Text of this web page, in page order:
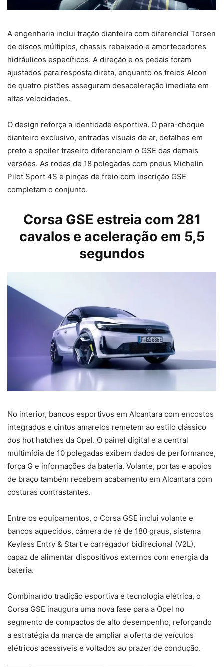
A engenharia inclui tração dianteira com diferencial Torsen
de discos múltiplos, chassis rebaixado e amortecedores
hidráulicos específicos. A direção e os pedais foram
ajustados para resposta direta, enquanto os freios Alcon
de quatro pistões asseguram desaceleração imediata em
altas velocidades.
O design reforça a identidade esportiva. O para-choque
dianteiro exclusivo, entradas visuais de ar, detalhes em
preto e spoiler traseiro diferenciam o GSE das demais
versões. As rodas de 18 polegadas com pneus Michelin
Pilot Sport 4S e pinças de freio com inscrição GSE
completam o conjunto.
Corsa GSE estreia com 281
cavalos e aceleração em 5,5
segundos
No interior, bancos esportivos em Alcantara com encostos
integrados e cintos amarelos remetem ao estilo clássico
dos hot hatches da Opel. O painel digital e a central
multimídia de 10 polegadas exibem dados de performance,
força G e informações da bateria. Volante, portas e apoios
de braço também recebem acabamento em Alcantara com
costuras contrastantes.
Entre os equipamentos, o Corsa GSE inclui volante e
bancos aquecidos, câmera de ré de 180 graus, sistema
Keyless Entry & Start e carregador bidirecional (V2L),
capaz de alimentar dispositivos externos com energia da
bateria.
Combinando tradição esportiva e tecnologia elétrica, o
Corsa GSE inaugura uma nova fase para a Opel no
segmento de compactos de alto desempenho, reforçando
a estratégia da marca de ampliar a oferta de veículos
elétricos acessíveis e voltados ao prazer de condução.